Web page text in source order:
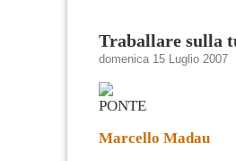
Traballare sulla
domenica 15 Luglio 2007
Marcello Madau